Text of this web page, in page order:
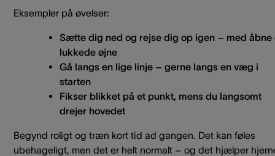
Eksempler på øvelser:
Sætte dig ned og rejse dig op igen – med åbne
lukkede øjne
Gå langs en lige linje – gerne langs en væg i
starten
Fikser blikket på et punkt, mens du langsomt
drejer hovedet
Begynd roligt og træn kort tid ad gangen. Det kan føles
ubehageligt, men det er helt normalt – og det hjælper